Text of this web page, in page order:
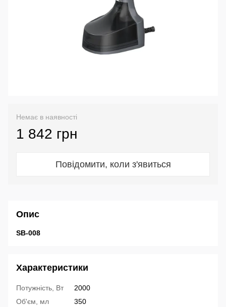
Немає в наявності
1 842 грн
Повідомити, коли з'явиться
Опис
SB-008
Характеристики
Потужність, Вт
2000
Об'єм, мл
350